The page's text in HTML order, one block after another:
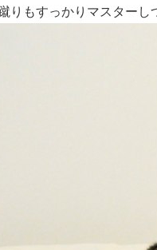
りもすっかりマスターし